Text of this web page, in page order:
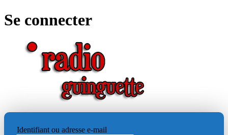
Se connecter
Identifiant ou adresse e-mail